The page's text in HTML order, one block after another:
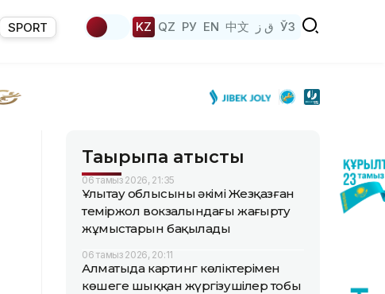
SPORT KZ QZ РУ EN 中文 ق ز ЎЗ
Тақырыпқа қатысты
06 тамыз 2026, 21:35
Ұлытау облысының әкімі Жезқазған
теміржол вокзалындағы жаңғырту
жұмыстарын бақылады
06 тамыз 2026, 20:11
Алматыда картинг көліктерімен
көшеге шыққан жүргізушілер тобы